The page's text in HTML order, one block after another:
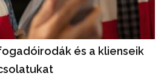
és a klienseik